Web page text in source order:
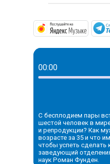
00:00
С бесплодием пары
шестой человек в
и репродукции? Как
возрасте за 35 и что
чтобы успеть сделать
заведующий
наук Роман Фунден.